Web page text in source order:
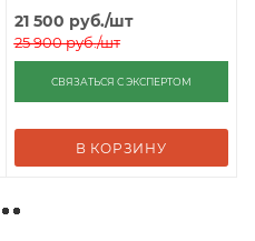
21 500 руб./шт
25 900руб./шт
СВЯЗАТЬСЯ С ЭКСПЕРТОМ
В КОРЗИНУ